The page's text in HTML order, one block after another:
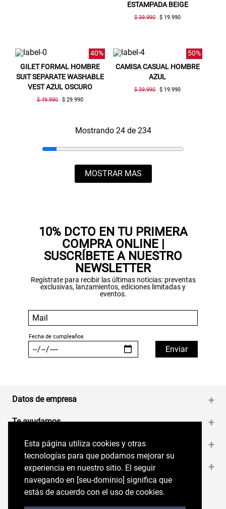
Esta página utiliza cookies y otras
tecnologías para que podamos mejorar su
experiencia en nuestro sitio. El seguir
navegando en perryellis.cl significa que estás
de acuerdo con el uso de cookies.
Esta página utiliza cookies y otras
tecnologías para que podamos mejorar su
experiencia en nuestro sitio. El seguir
navegando en [seu-dominio] significa que
estás de acuerdo con el uso de cookies.
ESTAMPADA BEIGE
$ 39.990 $ 19.990
40%
GILET FORMAL HOMBRE
SUIT SEPARATE WASHABLE
VEST AZUL OSCURO
$ 49.990 $ 29.990
50%
CAMISA CASUAL HOMBRE
AZUL
$ 39.990 $ 19.990
Mostrando 24 de 234
MOSTRAR MAS
10% DCTO EN TU PRIMERA
COMPRA ONLINE |
SUSCRÍBETE A NUESTRO
NEWSLETTER
Regístrate para recibir las últimas noticias: preventas
exclusivas, lanzamientos, ediciones limitadas y
eventos.
Datos de empresa +
Te ayudamos +
Medios de pago +
Contáctanos +
Síguenos en nuestras RRSS